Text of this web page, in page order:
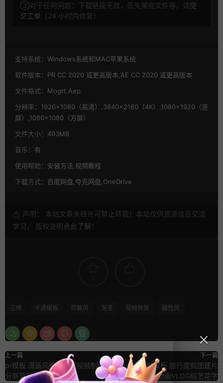
③对于任何问题：下载链接无效，丢失某些文件等，请提
交工单 （24 小时内修复）
支持系统： Windows系统和MAC苹果系统
软件版本： PR CC 2020 或更高版本,AE CC 2020 或更高版本
文件格式： Mogrt,Aep
分辨率： 1920×1080（高清）,3840×2160（4K）,1080×1920（竖
屏）,1080×1080（方屏）
文件大小： 403MB
音乐： 有
使用帮助： 安装方法,视频教程
下载方式： 百度网盘,夸克网盘,OneDrive
声明： 本站文章未经许可禁止转载！本站仅供资源信息交流
学习， 版权说明点此了解 ！
三维 卡通模板 弥散风 渐变 视频背景 酸性风
上一篇
pr模板 漫画风格竖屏短视频制作
分屏背景人物描边素材
下一篇
Ae卡通标题模板 旅行度假团建片
头动画VLOG综艺花字